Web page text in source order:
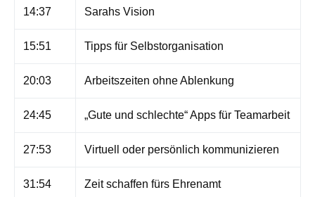
14:37 Sarahs Vision
15:51 Tipps für Selbstorganisation
20:03 Arbeitszeiten ohne Ablenkung
24:45 „Gute und schlechte“ Apps für Teamarbeit
27:53 Virtuell oder persönlich kommunizieren
31:54 Zeit schaffen fürs Ehrenamt